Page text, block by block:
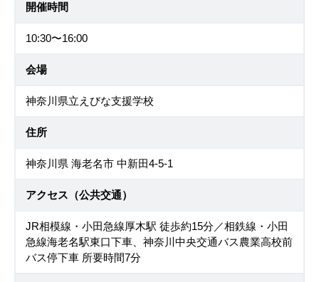
開催時間
10:30〜16:00
会場
神奈川県立えびな支援学校
住所
神奈川県 海老名市 中新田4-5-1
アクセス（公共交通）
JR相模線・小田急線厚木駅 徒歩約15分／相鉄線・小田
急線海老名駅東口下車、神奈川中央交通バス農業高校前
バス停下車 所要時間7分